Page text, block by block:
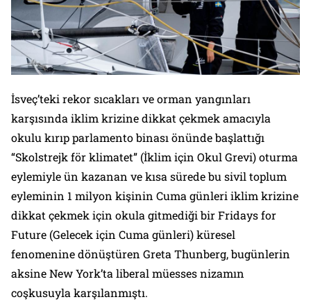
İsveç’teki rekor sıcakları ve orman yangınları
karşısında iklim krizine dikkat çekmek amacıyla
okulu kırıp parlamento binası önünde başlattığı
“Skolstrejk för klimatet” (İklim için Okul Grevi)oturma
eylemiyle ün kazanan ve kısa sürede bu sivil toplum
eyleminin 1 milyon kişinin Cuma günleri iklim krizine
dikkat çekmek için okula gitmediği birFridays for
Future (Gelecek için Cuma günleri)küresel
fenomenine dönüştüren Greta Thunberg, bugünlerin
aksine New York’ta liberal müesses nizamın
coşkusuyla karşılanmıştı.